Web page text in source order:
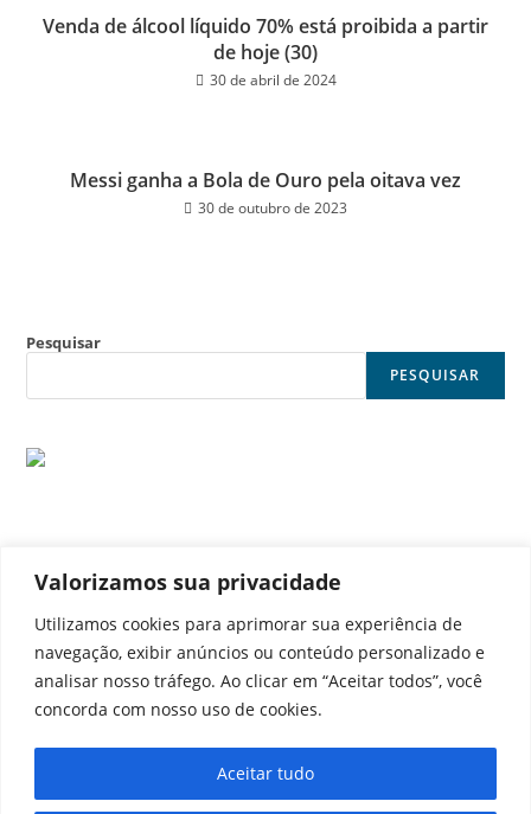
Valorizamos sua privacidade
Utilizamos cookies para aprimorar sua experiência de
navegação, exibir anúncios ou conteúdo personalizado e
analisar nosso tráfego. Ao clicar em “Aceitar todos”, você
concorda com nosso uso de cookies.
Aceitar tudo
Venda de álcool líquido 70% está proibida a partir
de hoje (30)
30 de abril de 2024
Messi ganha a Bola de Ouro pela oitava vez
30 de outubro de 2023
Pesquisar
PESQUISAR
Política de cookies